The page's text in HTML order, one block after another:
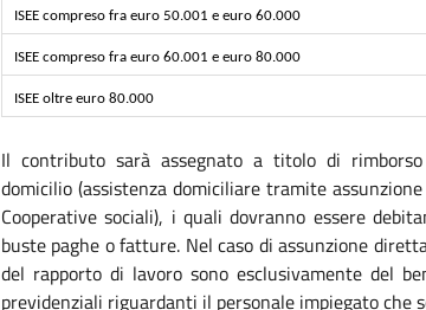
ISEE compreso fra euro 50.001 e euro 60.000
ISEE compreso fra euro 60.001 e euro 80.000
ISEE oltre euro 80.000
Il contributo sarà assegnato a titolo di
domicilio (assistenza domiciliare tramite
Cooperative sociali), i quali dovranno essere
buste paghe o fatture. Nel caso di assunzione
del rapporto di lavoro sono esclusivamente del
previdenziali riguardanti il personale impiegato che